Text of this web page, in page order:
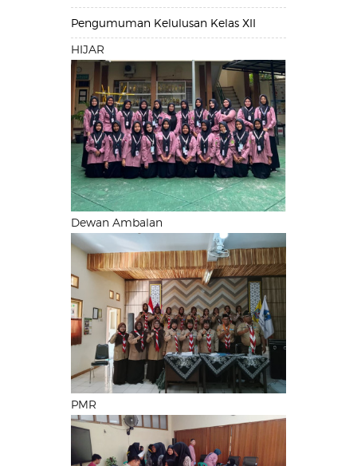
Pengumuman Kelulusan Kelas XII
HIJAR
Dewan Ambalan
PMR